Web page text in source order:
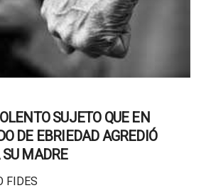
SUJETO QUE EN
DE EBRIEDAD AGREDIÓ
MADRE
FIDES